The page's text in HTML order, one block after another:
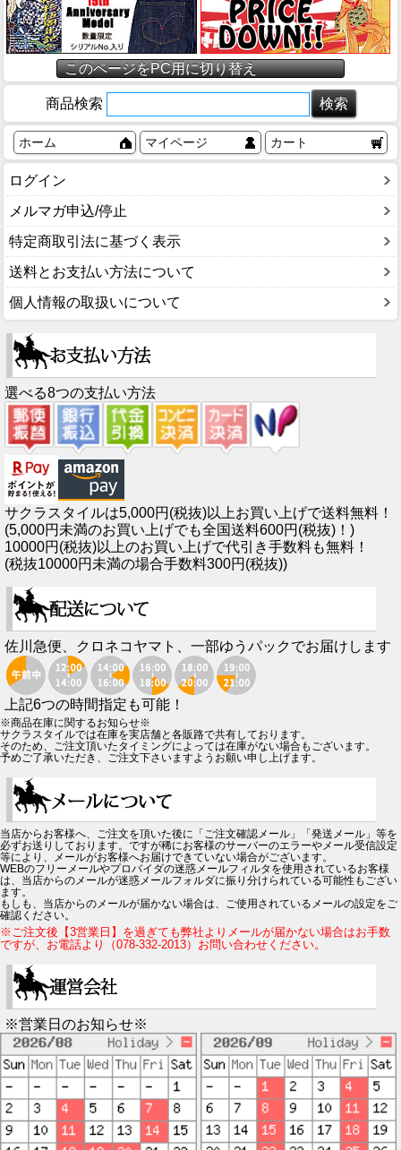
このページをPC用に切り替え
商品検索
ホーム マイページ カート
ログイン
メルマガ申込/停止
特定商取引法に基づく表示
送料とお支払い方法について
個人情報の取扱いについて
選べる8つの支払い方法
サクラスタイルは5,000円(税抜)以上お買い上げで送料無料！
(5,000円未満のお買い上げでも全国送料600円(税抜)！)
10000円(税抜)以上のお買い上げで代引き手数料も無料！
(税抜10000円未満の場合手数料300円(税抜))
佐川急便、クロネコヤマト、一部ゆうパックでお届けします
上記6つの時間指定も可能！
※商品在庫に関するお知らせ※
サクラスタイルでは在庫を実店舗と各販路で共有しております。
そのため、ご注文頂いたタイミングによっては在庫がない場合もございます。
予めご了承いただき、ご注文下さいますようお願い申し上げます。
当店からお客様へ、ご注文を頂いた後に「ご注文確認メール」「発送メール」等を
必ずお送りしております。ですが稀にお客様のサーバーのエラーやメール受信設定
等により、メールがお客様へお届けできていない場合がございます。
WEBのフリーメールやプロバイダの迷惑メールフィルタを使用されているお客様
は、当店からのメールが迷惑メールフォルダに振り分けられている可能性もござい
ます。
もしも、当店からのメールが届かない場合は、ご使用されているメールの設定をご
確認ください。
※ご注文後【3営業日】を過ぎても弊社よりメールが届かない場合はお手数
ですが、お電話より（078-332-2013）お問い合わせください。
※営業日のお知らせ※